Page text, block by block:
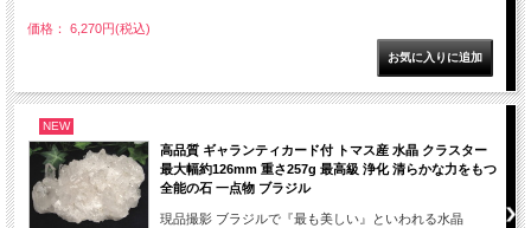
価格： 6,270円(税込)
NEW
高品質 ギャランティカード付 トマス産 水晶 クラスター
最大幅約126mm 重さ257g 最高級 浄化 清らかな力をもつ
全能の石 一点物 ブラジル
現品撮影 ブラジルで『最も美しい』といわれる水晶